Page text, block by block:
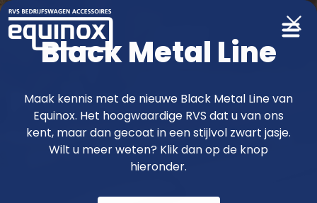
Producten
functioneler & fraaier met RVS van
Equinox
Black Metal Line
Maak kennis met de nieuwe Black Metal Line van
Equinox. Het hoogwaardige RVS dat u van ons
kent, maar dan gecoat in een stijlvol zwart jasje.
Wilt u meer weten? Klik dan op de knop
hieronder.